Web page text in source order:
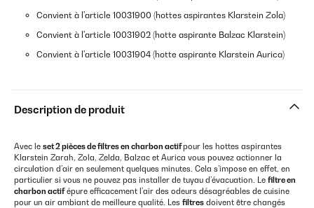
Convient à l'article 10031900 (hottes aspirantes Klarstein Zola)
Convient à l'article 10031902 (hotte aspirante Balzac Klarstein)
Convient à l'article 10031904 (hotte aspirante Klarstein Aurica)
Description de produit
Avec le set 2 pièces de filtres en charbon actifpour les hottes aspirantes
Klarstein Zarah, Zola, Zelda, Balzac et Aurica vous pouvez actionner la
circulation d’air en seulement quelques minutes. Cela s’impose en effet, en
particulier si vous ne pouvez pas installer de tuyau d’évacuation. Le filtre en
charbon actifépure efficacement l’air des odeurs désagréables de cuisine
pour un air ambiant de meilleure qualité. Les filtres doivent être changés